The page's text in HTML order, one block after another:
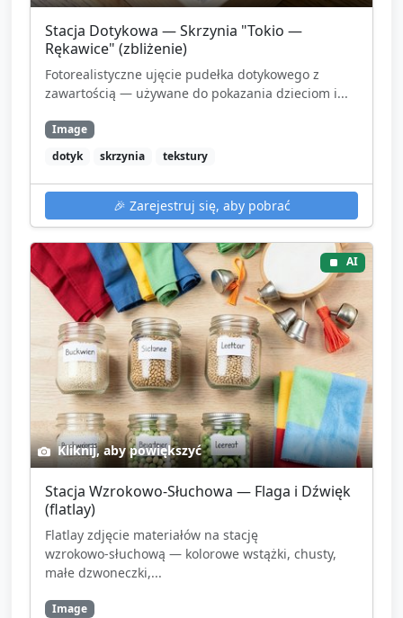
Stacja Dotykowa — Skrzynia "Tokio —
Rękawice" (zbliżenie)
Fotorealistyczne ujęcie pudełka dotykowego z
zawartością — używane do pokazania dzieciom i...
Image
dotyk
skrzynia tekstury
🎉 Zarejestruj się, aby pobrać
AI
Kliknij, aby powiększyć
Stacja Wzrokowo‑Słuchowa — Flaga i Dźwięk
(flatlay)
Flatlay zdjęcie materiałów na stację
wzrokowo‑słuchową — kolorowe wstążki, chusty,
małe dzwoneczki,...
Image